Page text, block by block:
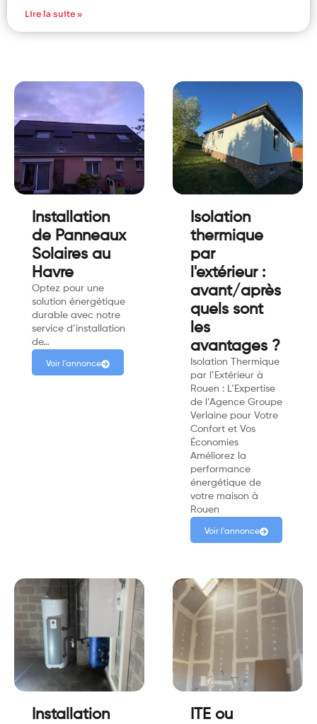
Lire la suite »
Installation
de Panneaux
Solaires au
Havre
Optez pour une
solution énergétique
durable avec notre
service d’installation
de…
Voir l'annonce
Isolation
thermique
par
l'extérieur :
avant/après
quels sont
les
avantages ?
Isolation Thermique
par l’Extérieur à
Rouen : L’Expertise
de l’Agence Groupe
Verlaine pour Votre
Confort et Vos
Économies
Améliorez la
performance
énergétique de
votre maison à
Rouen
Voir l'annonce
Installation
ITE ou